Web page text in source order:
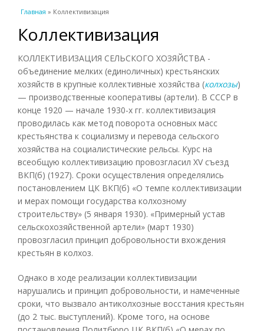
Вы здесь
Главная » Коллективизация
Коллективизация
КОЛЛЕКТИВИЗАЦИЯ СЕЛЬСКОГО ХОЗЯЙСТВА -
объединение мелких (единоличных) крестьянских
хозяйств в крупные коллективные хозяйства (колхозы)
— производственные кооперативы (артели). В СССР в
конце 1920 — начале 1930-х гг. коллективизация
проводилась как метод поворота основных масс
крестьянства к социализму и перевода сельского
хозяйства на социалистические рельсы. Курс на
всеобщую коллективизацию провозгласил XV съезд
ВКП(б) (1927). Сроки осуществления определялись
постановлением ЦК ВКП(б) «О темпе коллективизации
и мерах помощи государства колхозному
строительству» (5 января 1930). «Примерный устав
сельскохозяйственной артели» (март 1930)
провозгласил принцип добровольности вхождения
крестьян в колхоз.
Однако в ходе реализации коллективизации
нарушались и принцип добровольности, и намеченные
сроки, что вызвало антиколхозные восстания крестьян
(до 2 тыс. выступлений). Кроме того, на основе